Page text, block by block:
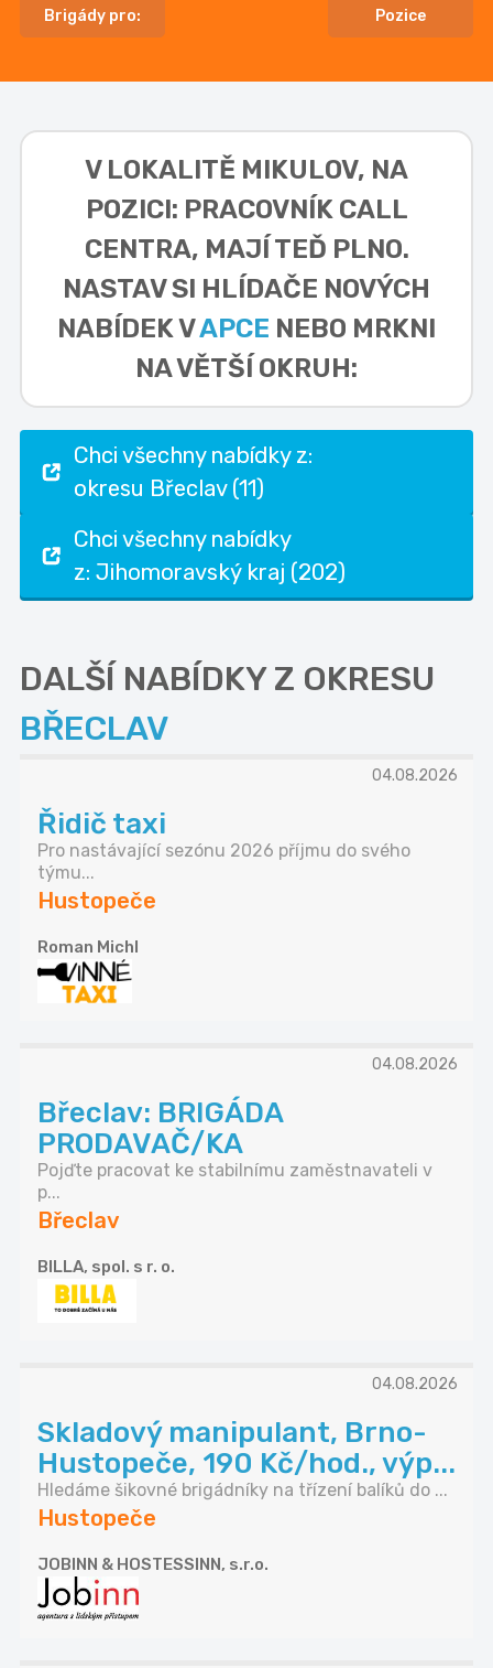
Brigády pro: Pozice
V LOKALITĚ MIKULOV, NA
POZICI: PRACOVNÍK CALL
CENTRA, MAJÍ TEĎ PLNO.
NASTAV SI HLÍDAČE NOVÝCH
NABÍDEK VAPCE NEBO MRKNI
NA VĚTŠÍ OKRUH:
Chci všechny nabídky z:
okresu Břeclav (11)
Chci všechny nabídky
z: Jihomoravský kraj (202)
DALŠÍ NABÍDKY Z OKRESU
BŘECLAV
04.08.2026
Řidič taxi
Pro nastávající sezónu 2026 příjmu do svého
týmu...
Hustopeče
Roman Michl
04.08.2026
Břeclav: BRIGÁDA
PRODAVAČ/KA
Pojďte pracovat ke stabilnímu zaměstnavateli v
p...
Břeclav
BILLA, spol. s r. o.
04.08.2026
Skladový manipulant, Brno-
Hustopeče, 190 Kč/hod., výp...
Hledáme šikovné brigádníky na třízení balíků do ...
Hustopeče
JOBINN & HOSTESSINN, s.r.o.